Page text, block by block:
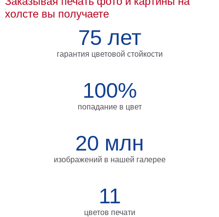
холсте вы получаете
75 лет
гарантия цветовой стойкости
100%
попадание в цвет
20 млн
изображений в нашей галерее
11
цветов печати